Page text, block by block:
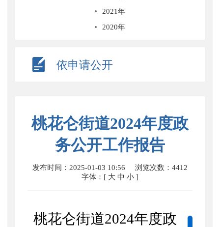
2021年
2020年
依申请公开
桃花仑街道2024年度政
务公开工作报告
发布时间：2025-01-03 10:56 浏览次数： 4412
字体：[ 大 中 小 ]
桃花仑街道2024年度政